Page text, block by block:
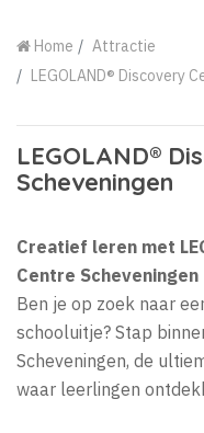
Home
Attractie
LEGOLAND® Discovery
LEGOLAND®
Scheveningen
Creatief leren met
Centre Scheveningen
Ben je op zoek naar
schooluitje? Stap
Scheveningen, de
waar leerlingen